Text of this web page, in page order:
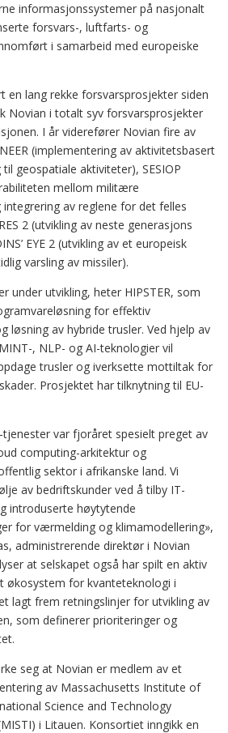
informasjonssystemer på nasjonalt
forsvars-, luftfarts- og
i samarbeid med europeiske
en lang rekke forsvarsprosjekter siden
Novian i totalt syv forsvarsprosjekter
I år viderefører Novian fire av
(implementering av aktivitetsbasert
geospatiale aktiviteter), SESIOP
mellom militære
av reglene for det felles
2 (utvikling av neste generasjons
EYE 2 (utvikling av et europeisk
varsling av missiler).
under utvikling, heter HIPSTER, som
for effektiv
løsning av hybride trusler. Ved hjelp av
, NLP- og AI-teknologier vil
trusler og iverksette mottiltak for
Prosjektet har tilknytning til EU-
tjenester var fjoråret spesielt preget av
computing-arkitektur og
sektor i afrikanske land. Vi
av bedriftskunder ved å tilby IT-
introduserte høytytende
for værmelding og klimamodellering»,
administrerende direktør i Novian
at selskapet også har spilt en aktiv
økosystem for kvanteteknologi i
lagt frem retningslinjer for utvikling av
som definerer prioriteringer og
seg at Novian er medlem av et
av Massachusetts Institute of
Science and Technology
i Litauen. Konsortiet inngikk en